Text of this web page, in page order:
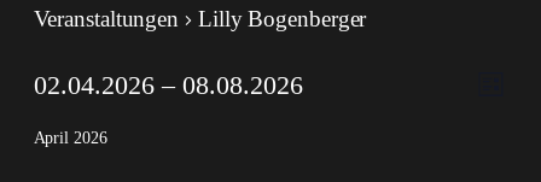
Veranstaltungen Lilly Bogenberger
Veranstaltungen
02.04.2026 – 08.08.2026
wählen.
April 2026